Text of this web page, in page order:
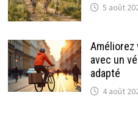
5 août
Améliorez
avec un
adapté
4 août